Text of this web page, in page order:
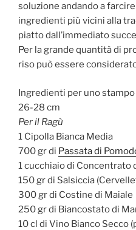
soluzione andando a
ingredienti più vicini alla
piatto dall’immediato
Per la grande quantità di
riso può essere
Ingredienti per uno
26-28 cm
Per il Ragù
1 Cipolla Bianca Media
700 gr di Passata di
1 cucchiaio di Concentrato
150 gr di Salsiccia
300 gr di Costine di Maiale
250 gr di Biancostato di
10 cl di Vino Bianco Secco